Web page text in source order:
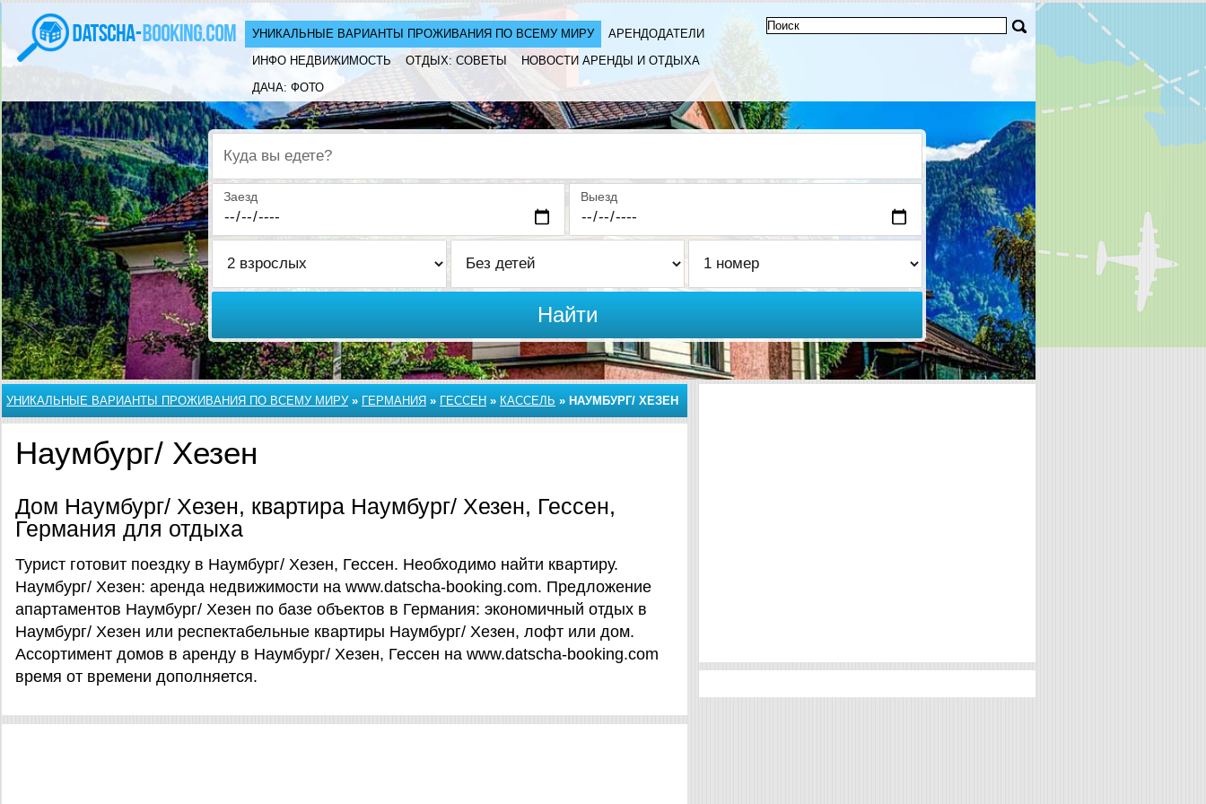
УНИКАЛЬНЫЕ ВАРИАНТЫ ПРОЖИВАНИЯ ПО ВСЕМУ МИРУ
АРЕНДОДАТЕЛИ
ИНФО НЕДВИЖИМОСТЬ
ОТДЫХ: СОВЕТЫ
НОВОСТИ АРЕНДЫ И ОТДЫХА
ДАЧА: ФОТО
Куда вы едете?
Заезд Выезд
Найти
УНИКАЛЬНЫЕ ВАРИАНТЫ ПРОЖИВАНИЯ ПО ВСЕМУ МИРУ» ГЕРМАНИЯ » ГЕССЕН » КАССЕЛЬ » НАУМБУРГ/ ХЕЗЕН
Наумбург/ Хезен
Дом Наумбург/ Хезен, квартира Наумбург/ Хезен, Гессен,
Германия для отдыха
Турист готовит поездку в Наумбург/ Хезен, Гессен. Необходимо найти квартиру.
Наумбург/ Хезен: аренда недвижимости на www.datscha-booking.com. Предложение
апартаментов Наумбург/ Хезен по базе объектов в Германия: экономичный отдых в
Наумбург/ Хезен или респектабельные квартиры Наумбург/ Хезен, лофт или дом.
Ассортимент домов в аренду в Наумбург/ Хезен, Гессен на www.datscha-booking.com
время от времени дополняется.